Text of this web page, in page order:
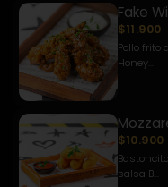
Fake
$11.900
Pollo frito
Honey...
$10.900
salsa B...